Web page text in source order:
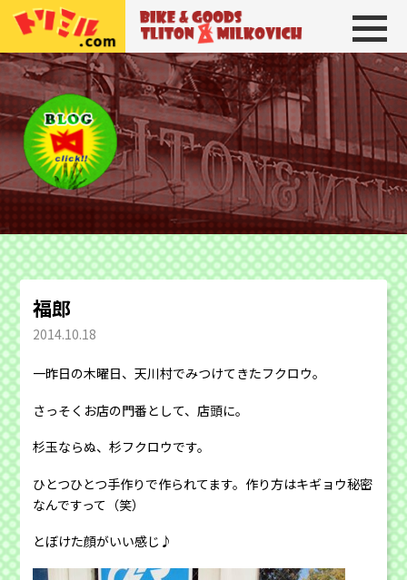
トリトン＆ミルコビッチ BIKE＆
福郎
2014.10.18
一昨日の木曜日、天川村でみつけてきたフクロウ。
さっそくお店の門番として、店頭に。
杉玉ならぬ、杉フクロウです。
ひとつひとつ手作りで作られてます。作り方はキギョウ秘密
なんですって（笑）
とぼけた顔がいい感じ♪